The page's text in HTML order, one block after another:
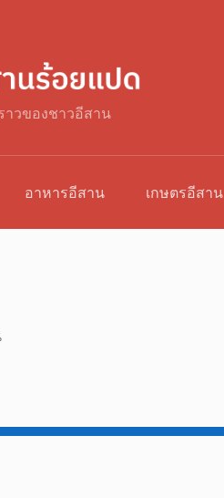
าวของชาวอีสาน
อาหารอีสาน เกษตรอีสาน